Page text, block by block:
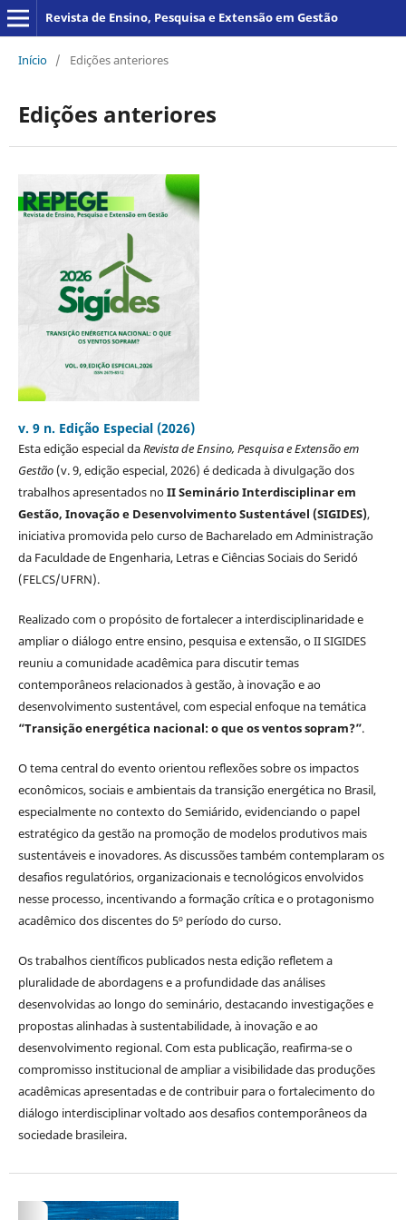
Revista de Ensino, Pesquisa e Extensão em Gestão
Início / Edições anteriores
Edições anteriores
v. 9 n. Edição Especial (2026)
Esta edição especial daRevista de Ensino, Pesquisa e Extensão em
Gestão(v. 9, edição especial, 2026) é dedicada à divulgação dos
trabalhos apresentados noII Seminário Interdisciplinar em
Gestão, Inovação e Desenvolvimento Sustentável (SIGIDES),
iniciativa promovida pelo curso de Bacharelado em Administração
da Faculdade de Engenharia, Letras e Ciências Sociais do Seridó
(FELCS/UFRN).
Realizado com o propósito de fortalecer a interdisciplinaridade e
ampliar o diálogo entre ensino, pesquisa e extensão, o II SIGIDES
reuniu a comunidade acadêmica para discutir temas
contemporâneos relacionados à gestão, à inovação e ao
desenvolvimento sustentável, com especial enfoque na temática
“Transição energética nacional: o que os ventos sopram?”.
O tema central do evento orientou reflexões sobre os impactos
econômicos, sociais e ambientais da transição energética no Brasil,
especialmente no contexto do Semiárido, evidenciando o papel
estratégico da gestão na promoção de modelos produtivos mais
sustentáveis e inovadores. As discussões também contemplaram os
desafios regulatórios, organizacionais e tecnológicos envolvidos
nesse processo, incentivando a formação crítica e o protagonismo
acadêmico dos discentes do 5º período do curso.
Os trabalhos científicos publicados nesta edição refletem a
pluralidade de abordagens e a profundidade das análises
desenvolvidas ao longo do seminário, destacando investigações e
propostas alinhadas à sustentabilidade, à inovação e ao
desenvolvimento regional. Com esta publicação, reafirma-se o
compromisso institucional de ampliar a visibilidade das produções
acadêmicas apresentadas e de contribuir para o fortalecimento do
diálogo interdisciplinar voltado aos desafios contemporâneos da
sociedade brasileira.